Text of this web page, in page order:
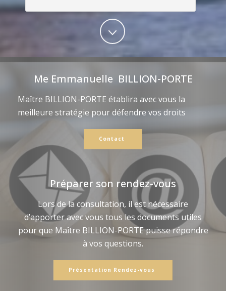
Me Emmanuelle BILLION-PORTE
Maître BILLION-PORTE établira avec vous la
meilleure stratégie pour défendre vos droits
Contact
Préparer son rendez-vous
Lors de la consultation, il est nécessaire
d’apporter avec vous tous les documents utiles
pour que Maître BILLION-PORTE puisse répondre
à vos questions.
Présentation Rendez-vous